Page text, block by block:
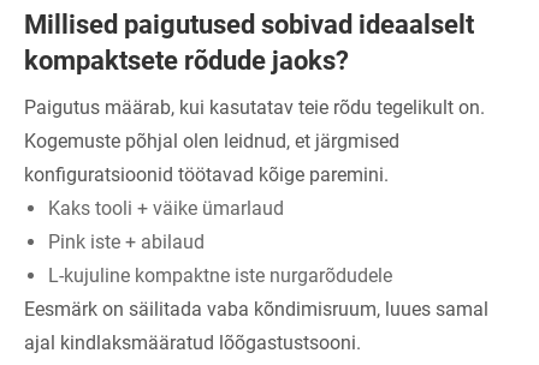
Millised paigutused sobivad ideaalselt
kompaktsete rõdude jaoks?
Paigutus määrab, kui kasutatav teie rõdu tegelikult on.
Kogemuste põhjal olen leidnud, et järgmised
konfiguratsioonid töötavad kõige paremini.
Kaks tooli + väike ümarlaud
Pink iste + abilaud
L-kujuline kompaktne iste nurgarõdudele
Eesmärk on säilitada vaba kõndimisruum, luues samal
ajal kindlaksmääratud lõõgastustsooni.